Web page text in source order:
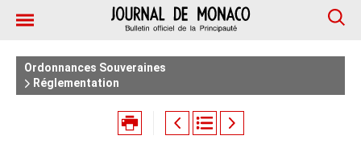
Ordonnances Souveraines
Réglementation